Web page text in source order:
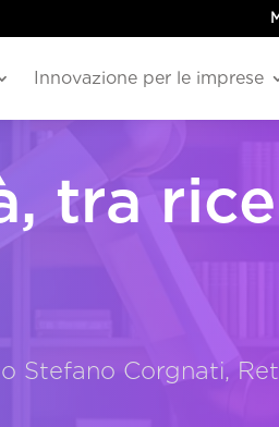
Innovazione per le imprese
tra
Stefano Corgnati,